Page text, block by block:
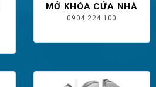
MỞ KHÓA CỬA NHÀ
0904.224.100